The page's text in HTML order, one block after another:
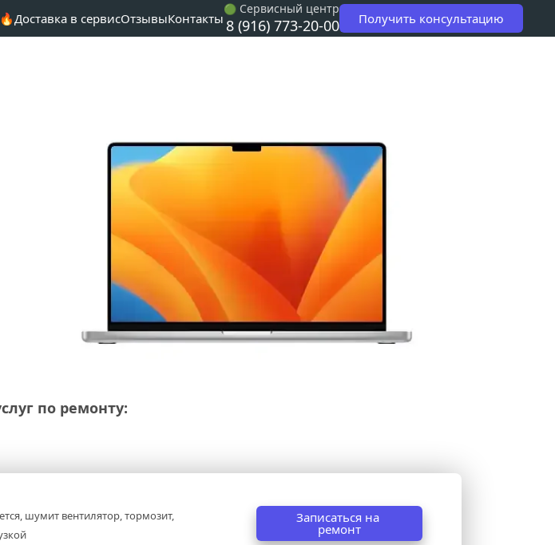
Доставка в сервисОтзывыКонтакты
🟢 Сервисный центр
8 (916) 773-20-00 Получить консультацию
по ремонту:
шумит вентилятор, тормозит,
Записаться на
ремонт